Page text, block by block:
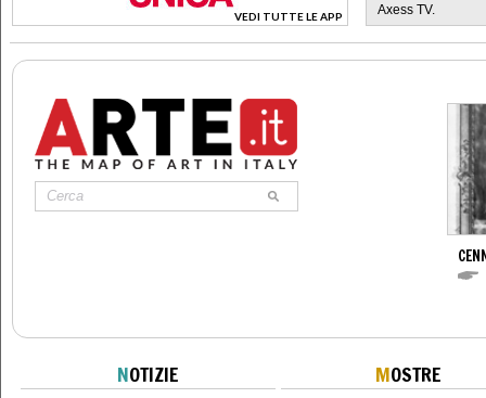
VEDI TUTTE LE APP
>
Axess TV.
NOTIZIE MOSTRE